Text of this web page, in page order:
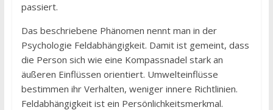
passiert.
Das beschriebene Phänomen nennt man in der
Psychologie Feldabhängigkeit. Damit ist gemeint, dass
die Person sich wie eine Kompassnadel stark an
äußeren Einflüssen orientiert. Umwelteinflüsse
bestimmen ihr Verhalten, weniger innere Richtlinien.
Feldabhängigkeit ist ein Persönlichkeitsmerkmal.